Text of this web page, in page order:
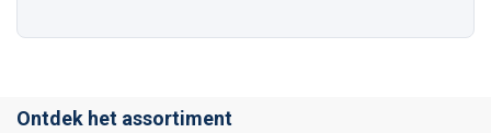
Ontdek het assortiment